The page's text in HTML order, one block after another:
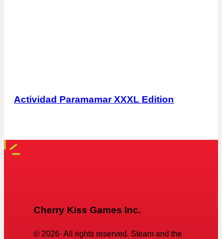
Actividad Paramamar XXXL Edition
Cherry Kiss Games Inc.
© 2026· All rights reserved. Steam and the